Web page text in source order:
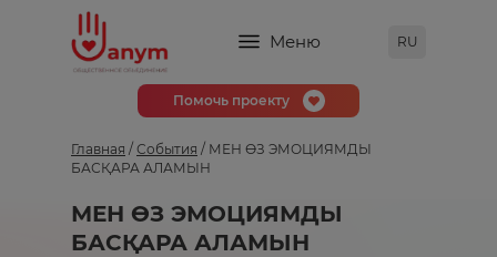
Меню RU
Помочь проекту
Главная / События / МЕН ӨЗ ЭМОЦИЯМДЫ
БАСҚАРА АЛАМЫН
МЕН ӨЗ ЭМОЦИЯМДЫ
БАСҚАРА АЛАМЫН